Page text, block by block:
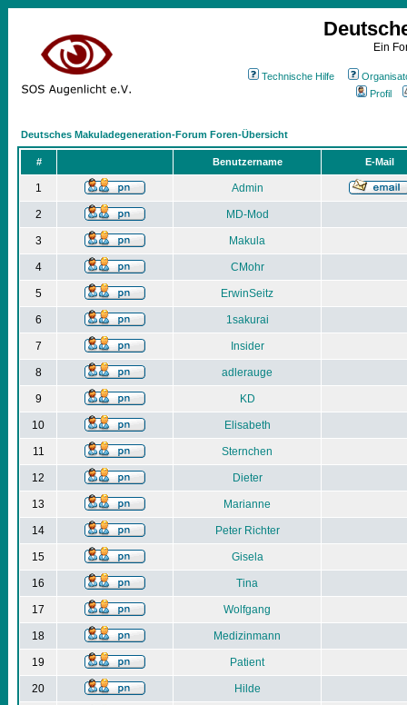
Ein
Technische Hilfe
Profil
Deutsches Makuladegeneration-Forum Foren-Übersicht
# Benutzername E-Mail
1 Admin
2 MD-Mod
3 Makula
4 CMohr
5 ErwinSeitz
6 1sakurai
7 Insider
8 adlerauge
9 KD
10 Elisabeth
11 Sternchen
12 Dieter
13 Marianne
14 Peter Richter
15 Gisela
16 Tina
17 Wolfgang
18 Medizinmann
19 Patient
20 Hilde